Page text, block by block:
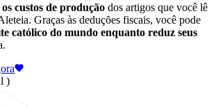
custos de produção dos artigos que você lê
Graças às deduções fiscais, você pode
católico do mundo enquanto reduz seus
)